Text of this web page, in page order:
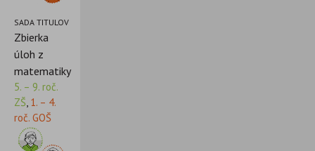
SADA TITULOV
Zbierka
úloh z
matematiky
5. – 9. roč.
ZŠ, 1. – 4.
roč. GOŠ